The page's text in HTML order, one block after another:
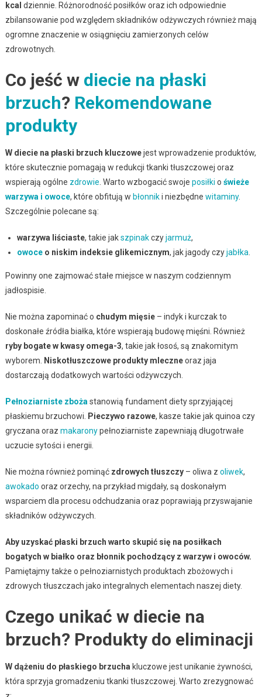
kcal dziennie. Różnorodność posiłków oraz ich odpowiednie
zbilansowanie pod względem składników odżywczych również mają
ogromne znaczenie w osiągnięciu zamierzonych celów
zdrowotnych.
Co jeść w diecie na płaski
brzuch? Rekomendowane
produkty
W diecie na płaski brzuch kluczowejest wprowadzenie produktów,
które skutecznie pomagają w redukcji tkanki tłuszczowej oraz
wspierają ogólne zdrowie . Warto wzbogacić swoje posiłki o świeże
warzywa i owoce, które obfitują w błonniki niezbędne witaminy.
Szczególnie polecane są:
warzywa liściaste, takie jakszpinakczyjarmuż,
owoceo niskim indeksie glikemicznym, jak jagody czyjabłka
Powinny one zajmować stałe miejsce w naszym codziennym
jadłospisie.
Nie można zapominać o chudym mięsie– indyk i kurczak to
doskonałe źródła białka, które wspierają budowę mięśni. Również
ryby bogate w kwasy omega-3, takie jak łosoś, są znakomitym
wyborem.
Niskotłuszczowe produkty mleczneoraz jaja
dostarczają dodatkowych wartości odżywczych.
Pełnoziarniste zboża stanowią fundament diety sprzyjającej
płaskiemu brzuchowi.
Pieczywo razowe, kasze takie jak quinoa czy
gryczana oraz makaronypełnoziarniste zapewniają długotrwałe
uczucie sytości i energii.
Nie można również pominąć zdrowych tłuszczy– oliwa z oliwek,
awokado oraz orzechy, na przykład migdały, są doskonałym
wsparciem dla procesu odchudzania oraz poprawiają przyswajanie
składników odżywczych.
Aby uzyskać płaski brzuch warto skupić się na posiłkach
bogatych w białko oraz błonnik pochodzący z warzyw i owoców.
Pamiętajmy także o pełnoziarnistych produktach zbożowych i
zdrowych tłuszczach jako integralnych elementach naszej diety.
Czego unikać w diecie na
brzuch? Produkty do eliminacji
W dążeniu do płaskiego brzucha kluczowe jest unikanie żywności,
która sprzyja gromadzeniu tkanki tłuszczowej. Warto zrezygnować